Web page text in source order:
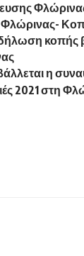
κοπής
η
2021 στη